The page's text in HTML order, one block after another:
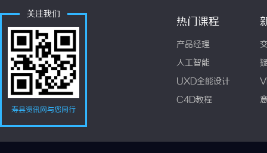
关注我们
寿县资讯网与您同行
热门课程
产品经理
人工智能
UXD全能设计
C4D教程